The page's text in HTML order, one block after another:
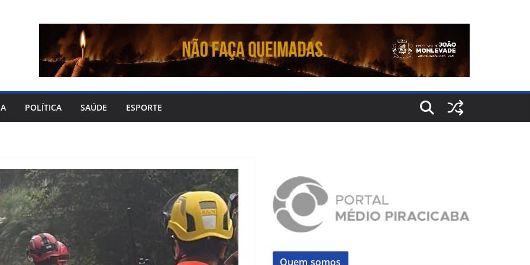
POLÍTICA SAÚDE ESPORTE
Quem somos